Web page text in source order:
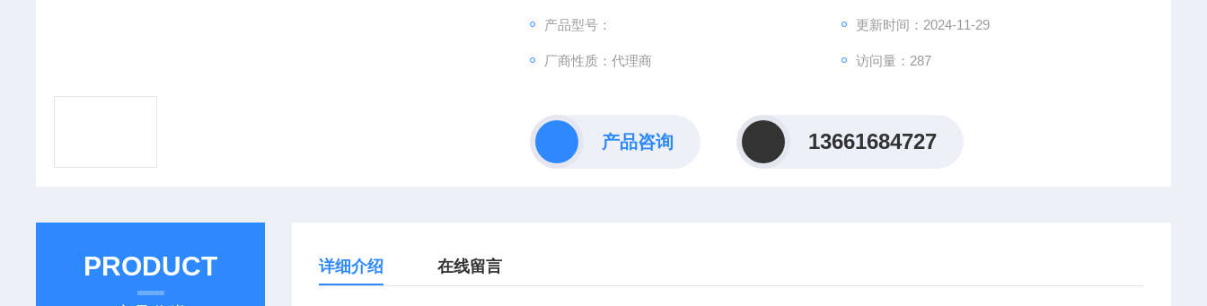
产品型号： 更新时间：2024-11-29
厂商性质：代理商 访问量：287
产品咨询 13661684727
PRODUCT 详细介绍 在线留言